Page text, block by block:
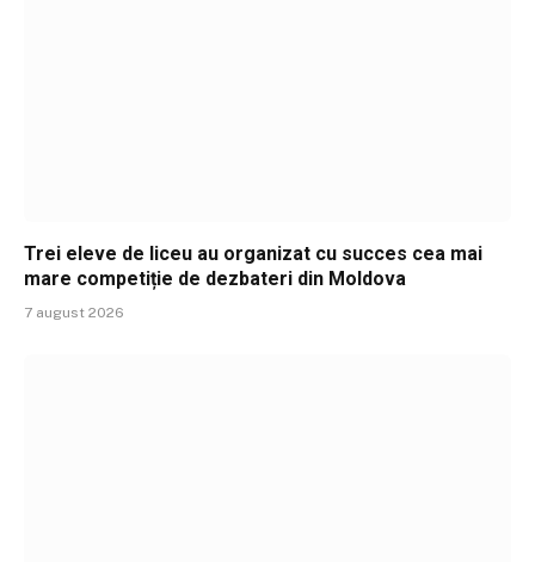
Trei eleve de liceu au organizat cu succes cea mai
mare competiție de dezbateri din Moldova
7 august 2026